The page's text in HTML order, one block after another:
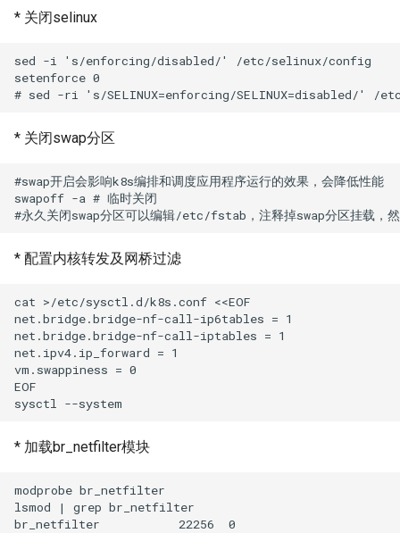
* 关闭selinux
sed -i 's/enforcing/disabled/' /etc/selinux/config
setenforce 0
* 关闭swap分区
#swap开启会影响k8s编排和调度应用程序运行的效果，会降低性能
swapoff -a # 临时关闭
* 配置内核转发及网桥过滤
cat >/etc/sysctl.d/k8s.conf <<EOF
net.bridge.bridge-nf-call-ip6tables = 1
net.bridge.bridge-nf-call-iptables = 1
net.ipv4.ip_forward = 1
vm.swappiness = 0
EOF
* 加载br_netfilter模块
modprobe br_netfilter
lsmod | grep br_netfilter
br_netfilter           22256  0